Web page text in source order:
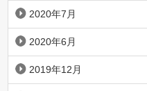
2020年7月
2020年6月
2019年12月